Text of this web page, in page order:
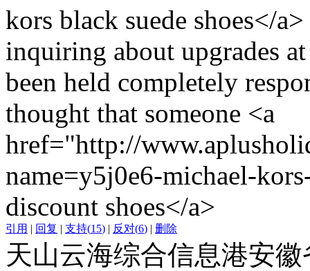
kors black suede shoes</
inquiring about upgrades
been held completely
thought that someone <a
href="http://
name=y5j0e6-michael-
discount shoes</a>
引用 | 回复 | 支持(15) | 反对(6) | 删除
天山云海综合信息港安